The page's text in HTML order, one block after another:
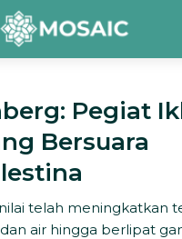
Pegiat
Bersuara
telah meningkatkan
air hingga berlipat